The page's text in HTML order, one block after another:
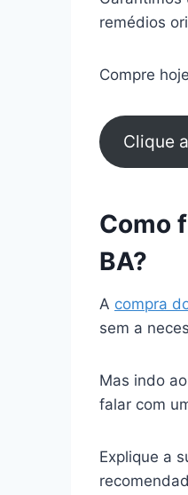
remédios
Compre
Clique
Como
BA?
A compra
sem a
Mas indo
falar com
Explique a